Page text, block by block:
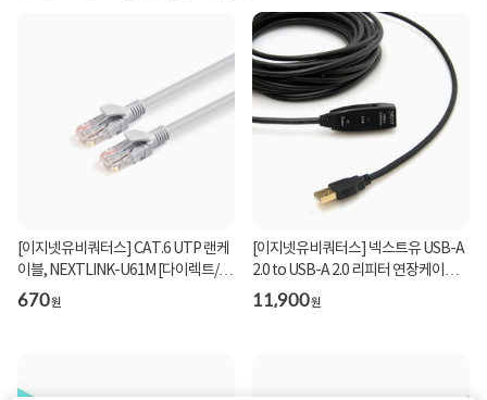
[이지넷유비쿼터스] CAT.6 UTP 랜케
이블, NEXTLINK-U61M [다이렉트/단
선] [그레이/1m...
670원
[이지넷유비쿼터스] 넥스트유 USB-A
2.0 to USB-A 2.0 리피터 연장케이블,
NEXT-USB1...
11,900원